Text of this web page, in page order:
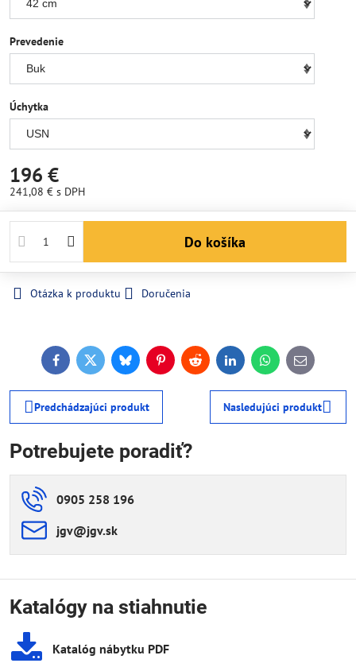
Prevedenie
Úchytka
196 €
241,08 € s DPH
Do košíka
Otázka k produktu Doručenia
FacebookTwitterBlueskyPinterestReddit LinkedInWhatsApp
E-
mail
Predchádzajúci produkt Nasledujúci produkt
Potrebujete poradiť?
0905 258 196
jgv​@jgv​.sk
Katalógy na stiahnutie
Katalóg nábytku PDF